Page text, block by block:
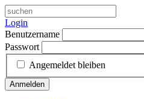
Login
Benutzername
Passwort
Angemeldet bleiben
Anmelden